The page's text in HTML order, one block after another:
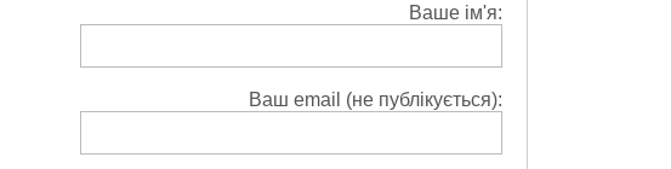
Ваше ім'я:
Ваш email (не публікується):